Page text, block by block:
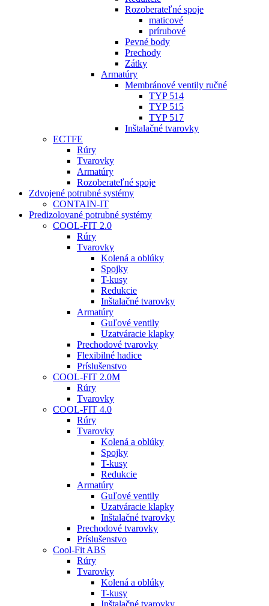
Rozoberateľné spoje
maticové
prírubové
Pevné body
Prechody
Zátky
Armatúry
Membránové ventily ručné
TYP 514
TYP 515
TYP 517
Inštalačné tvarovky
ECTFE
Rúry
Tvarovky
Armatúry
Rozoberateľné spoje
Zdvojené potrubné systémy
CONTAIN-IT
Predizolované potrubné systémy
COOL-FIT 2.0
Rúry
Tvarovky
Kolená a oblúky
Spojky
T-kusy
Redukcie
Inštalačné tvarovky
Armatúry
Guľové ventily
Uzatváracie klapky
Prechodové tvarovky
Flexibilné hadice
Príslušenstvo
COOL-FIT 2.0M
Rúry
Tvarovky
COOL-FIT 4.0
Rúry
Tvarovky
Kolená a oblúky
Spojky
T-kusy
Redukcie
Armatúry
Guľové ventily
Uzatváracie klapky
Inštalačné tvarovky
Prechodové tvarovky
Príslušenstvo
Cool-Fit ABS
Rúry
Tvarovky
Kolená a oblúky
T-kusy
Inštalačné tvarovky